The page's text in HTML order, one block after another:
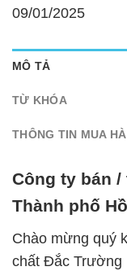
09/01/2025
MÔ TẢ
TỪ KHÓA
THÔNG TIN MUA
Công ty bán
Thành phố
Chào mừng quý
chất Đắc Trường